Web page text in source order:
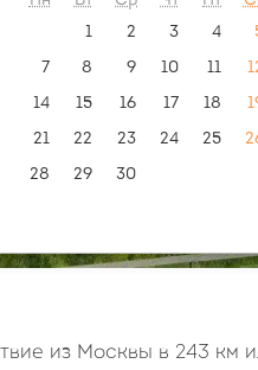
из Москвы в 243 км
1
2 3 4
7
8 9 10 11
14
15 16 17 18
21
22 23 24 25
28
29 30